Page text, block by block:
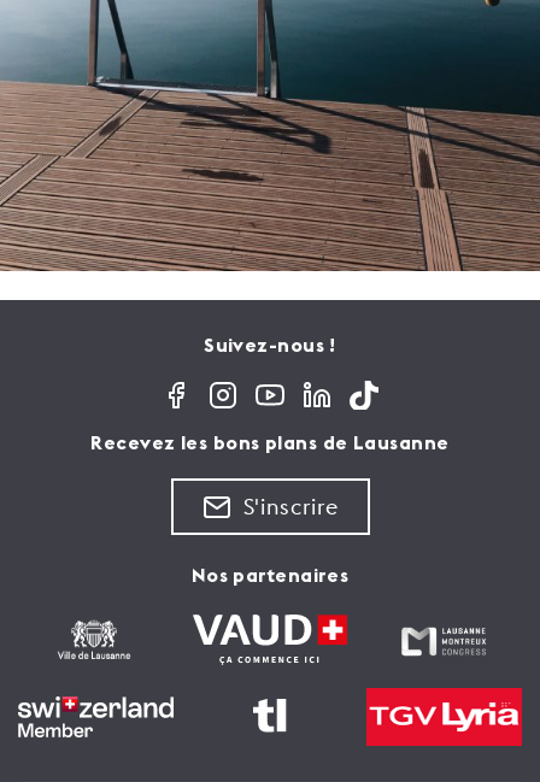
Suivez-nous !
Recevez les bons plans de Lausanne
S'inscrire
Nos partenaires